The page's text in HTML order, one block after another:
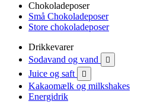
Chokoladeposer
Små Chokoladeposer
Store chokoladeposer
Drikkevarer
Sodavand og vand

Juice og saft 
Kakaomælk og milkshakes
Energidrik